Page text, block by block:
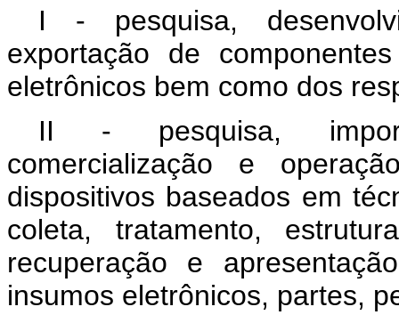
I - pesquisa,
exportação de
eletrônicos bem como dos
II - pesquisa,
comercialização e
dispositivos baseados em
coleta, tratamento,
recuperação e
insumos eletrônicos, partes,